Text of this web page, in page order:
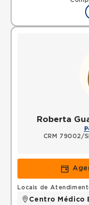
Roberta
CRM 79002/
Locais de
Centro Médico